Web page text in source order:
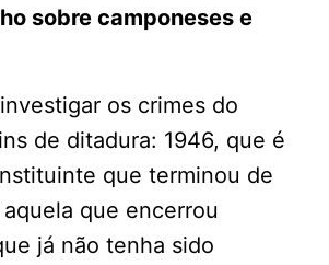
sobre camponeses e
os crimes do
de ditadura: 1946, que é
que terminou de
que encerrou
já não tenha sido